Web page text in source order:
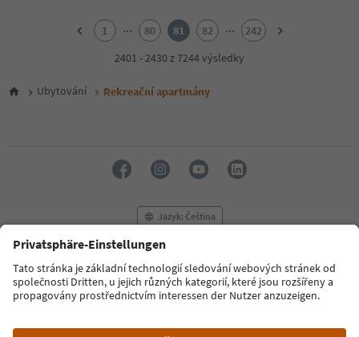
6
16
17
18
19
21
1 ... 80 81 82 ...
242
2401 - 2430 z 7244 výsledky
Ubytování Rekreační apartmány
Jazyk: Čeština
FAQ Kontaktujte nás Tisk
MICE
Zásady ochrany osobních údajů
Podmínky a ujednání
Tiráž